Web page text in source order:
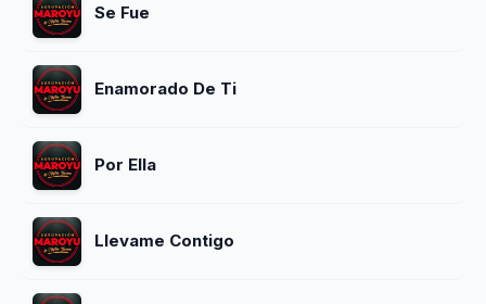
Se Fue
Enamorado De Ti
Por Ella
Llevame Contigo